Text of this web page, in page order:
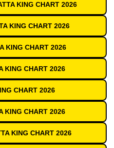
KING CHART 2026
KING CHART 2026
KING CHART 2026
KING CHART 2026
CHART 2026
KING CHART 2026
KING CHART 2026